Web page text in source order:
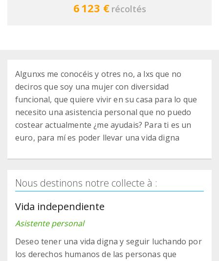
6 123 € récoltés
Algunxs me conocéis y otres no, a lxs que no
deciros que soy una mujer con diversidad
funcional, que quiere vivir en su casa para lo que
necesito una asistencia personal que no puedo
costear actualmente ¿me ayudais? Para ti es un
euro, para mí es poder llevar una vida digna
Nous destinons notre collecte à :
Vida independiente
Asistente personal
Deseo tener una vida digna y seguir luchando por
los derechos humanos de las personas que